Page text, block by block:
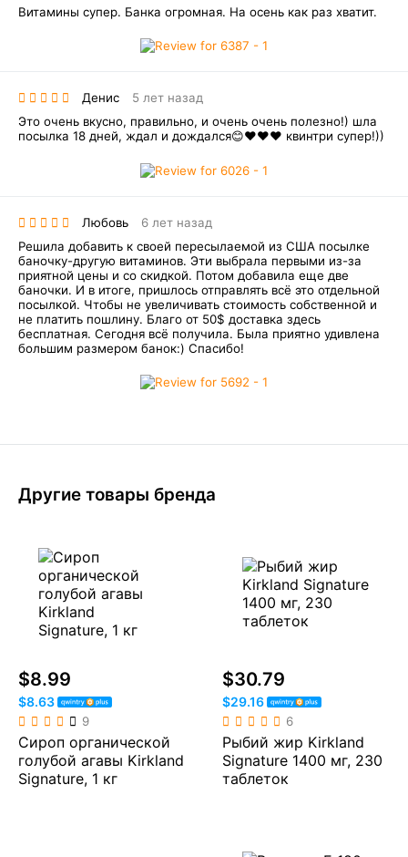
Витамины супер. Банка огромная. На осень как раз хватит.
Денис
5 лет назад
Это очень вкусно, правильно, и очень очень полезно!) шла
посылка 18 дней, ждал и дождался😊❤️❤️❤️ квинтри супер!))
Любовь
6 лет назад
Решила добавить к своей пересылаемой из США посылке
баночку-другую витаминов. Эти выбрала первыми из-за
приятной цены и со скидкой. Потом добавила еще две
баночки. И в итоге, пришлось отправлять всё это отдельной
посылкой. Чтобы не увеличивать стоимость собственной и
не платить пошлину. Благо от 50$ доставка здесь
бесплатная. Сегодня всё получила. Была приятно удивлена
большим размером банок:) Спасибо!
Другие товары бренда
$8.99
$8.63
9
Сироп органической
голубой агавы Kirkland
Signature, 1 кг
$30.79
$29.16
6
Рыбий жир Kirkland
Signature 1400 мг, 230
таблеток